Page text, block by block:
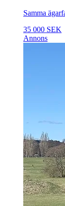
Samma
35 000 SEK
Annons